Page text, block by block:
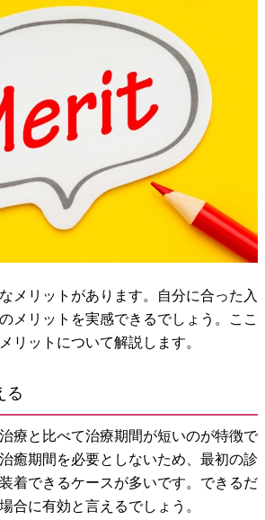
メリットがあります。自分に合った入
メリットを実感できるでしょう。ここ
リットについて解説します。
る
療と比べて治療期間が短いのが特徴で
癒期間を必要としないため、最初の診
着できるケースが多いです。できるだ
合に有効と言えるでしょう。